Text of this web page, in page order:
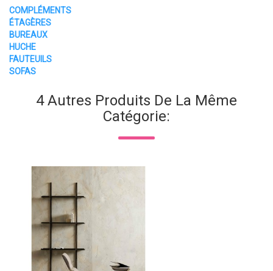
COMPLÉMENTS
ÉTAGÈRES
BUREAUX
HUCHE
FAUTEUILS
SOFAS
4 Autres Produits De La Même
Catégorie: